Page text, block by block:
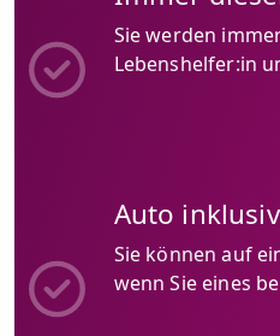
Sie werden
Lebenshelfer:in
Auto
Sie können auf
wenn Sie eines